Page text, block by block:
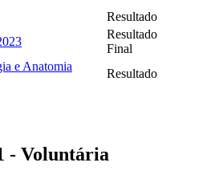
Resultado
Resultado
Final
e Anatomia
Resultado
- Voluntária